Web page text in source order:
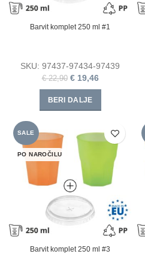
Barvit komplet 250 ml #1
SKU: 97437-97434-97439
€22,90 € 19,46
BERI DALJE
SALE
PO NAROČILU
Barvit komplet 250 ml #3